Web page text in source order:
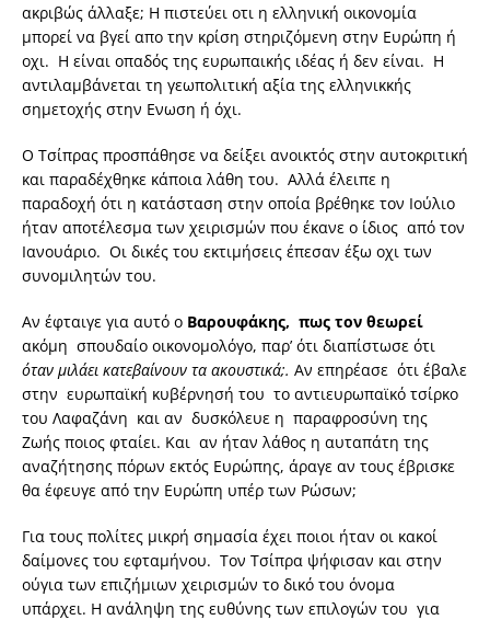
ακριβώς άλλαξε; Η πιστεύει οτι η ελληνική οικονομία
μπορεί να βγεί απο την κρίση στηριζόμενη στην Ευρώπη ή
οχι. Η είναι οπαδός της ευρωπαικής ιδέας ή δεν είναι. Η
αντιλαμβάνεται τη γεωπολιτική αξία της ελληνικκής
σημετοχής στην Ενωση ή όχι.
Ο Τσίπρας προσπάθησε να δείξει ανοικτός στην αυτοκριτική
και παραδέχθηκε κάποια λάθη του. Αλλά έλειπε η
παραδοχή ότι η κατάσταση στην οποία βρέθηκε τον Ιούλιο
ήταν αποτέλεσμα των χειρισμών που έκανε ο ίδιος από τον
Ιανουάριο. Οι δικές του εκτιμήσεις έπεσαν έξω οχι των
συνομιλητών του.
Αν έφταιγε για αυτό ο Βαρουφάκης, πως τον θεωρεί
ακόμη σπουδαίο οικονομολόγο, παρ’ ότι διαπίστωσε ότι
όταν μιλάει κατεβαίνουν τα ακουστικά;. Αν επηρέασε ότι έβαλε
στην ευρωπαϊκή κυβέρνησή του το αντιευρωπαϊκό τσίρκο
του Λαφαζάνη και αν δυσκόλευε η παραφροσύνη της
Ζωής ποιος φταίει. Και αν ήταν λάθος η αυταπάτη της
αναζήτησης πόρων εκτός Ευρώπης, άραγε αν τους έβρισκε
θα έφευγε από την Ευρώπη υπέρ των Ρώσων;
Για τους πολίτες μικρή σημασία έχει ποιοι ήταν οι κακοί
δαίμονες του εφταμήνου. Τον Τσίπρα ψήφισαν και στην
ούγια των επιζήμιων χειρισμών το δικό του όνομα
υπάρχει. Η ανάληψη της ευθύνης των επιλογών του για